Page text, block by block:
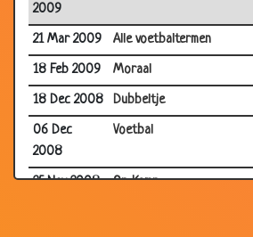
2009
21 Mar 2009 Alle voetbaltermen
18 Feb 2009
Moraal
18 Dec 2008
Dubbeltje
06 Dec
2008
Voetbal
25 Nov 2008 Op Kamp